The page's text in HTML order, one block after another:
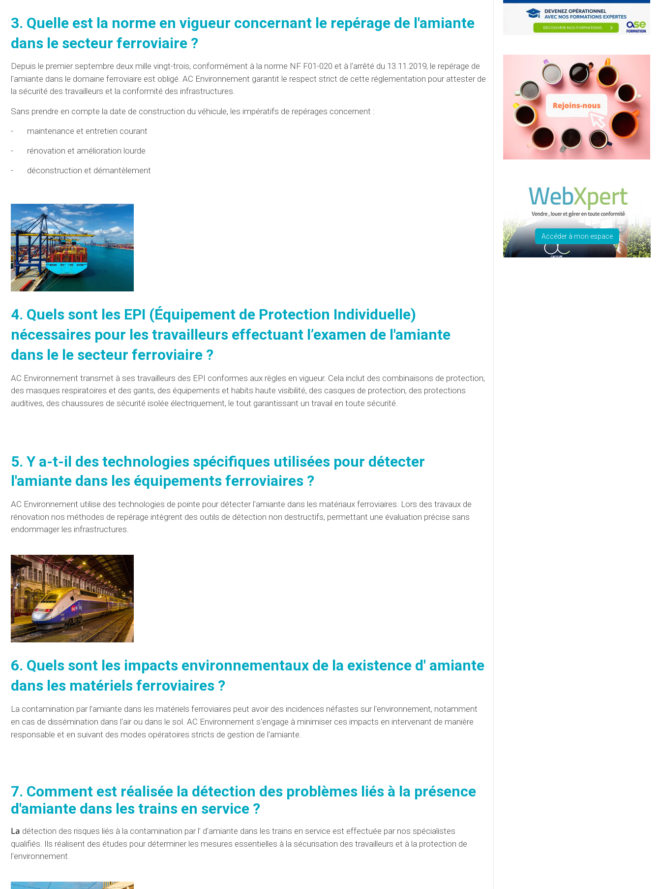
3. Quelle est la norme en vigueur concernant le repérage de l'amiante
dans le secteur ferroviaire ?
Depuis le premier septembre deux mille vingt-trois, conformément à la norme NF F01-020 et à l'arrêté du 13.11.2019, le repérage de
l'amiante dans le domaine ferroviaire est obligé AC Environnement garantit le respect strict de cette réglementation pour attester de
la sécurité des travailleurs et la conformité des infrastructures.
Sans prendre en compte la date de construction du véhicule, les impératifs de repérages concernent :
-
maintenance et entretien courant
-
rénovation et amélioration lourde
-
déconstruction et démantèlement
4. Quels sont les EPI (Équipement de Protection Individuelle)
nécessaires pour les travailleurs effectuant l’examen de l'amiante
dans le le secteur ferroviaire ?
AC Environnement transmet à ses travailleurs des EPI conformes aux règles en vigueur. Cela inclut des combinaisons de protection,
des masques respiratoires et des gants, des équipements et habits haute visibilité, des casques de protection, des protections
auditives, des chaussures de sécurité isolée électriquement, le tout garantissant un travail en toute sécurité.
5. Y a-t-il des technologies spécifiques utilisées pour détecter
l'amiante dans les équipements ferroviaires ?
AC Environnement utilise des technologies de pointe pour détecter l'amiante dans les matériaux ferroviaires. Lors des travaux de
rénovation nos méthodes de repérage intègrent des outils de détection non destructifs, permettant une évaluation précise sans
endommager les infrastructures.
6. Quels sont les impacts environnementaux de la existence d' amiante
dans les matériels ferroviaires ?
La contamination par l’amiante dans les matériels ferroviaires peut avoir des incidences néfastes sur l'environnement, notamment
en cas de dissémination dans l'air ou dans le sol. AC Environnement s'engage à minimiser ces impacts en intervenant de manière
responsable et en suivant des modes opératoires stricts de gestion de l'amiante.
7. Comment est réalisée la détection des problèmes liés à la présence
d'amiante dans les trains en service ?
La détection des risques liés à la contamination par l’ d'amiante dans les trains en service est effectuée par nos spécialistes
qualifiés. Ils réalisent des études pour déterminer les mesures essentielles à la sécurisation des travailleurs et à la protection de
l'environnement.
Accéder à mon espace